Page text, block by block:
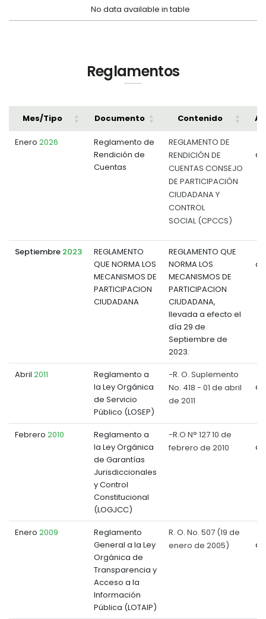
No data available in table
Reglamentos
Mes/Tipo Documento Contenido
Enero 2026
Reglamento de
Rendición de
Cuentas
REGLAMENTO DE
RENDICIÓN DE
CUENTAS CONSEJO
DE PARTICIPACIÓN
CIUDADANA Y
CONTROL
SOCIAL (CPCCS)
Septiembre 2023
REGLAMENTO
QUE NORMA LOS
MECANISMOS DE
PARTICIPACION
CIUDADANA
REGLAMENTO QUE
NORMA LOS
MECANISMOS DE
PARTICIPACION
CIUDADANA,
llevada a efecto el
día 29 de
Septiembre de
2023.
Abril 2011
Reglamento a
la Ley Orgánica
de Servicio
Público (LOSEP)
-R. O. Suplemento
No. 418 - 01 de abril
de 2011
Febrero 2010
Reglamento a
la Ley Orgánica
de Garantías
Jurisdiccionales
y Control
Constitucional
(LOGJCC)
-R.O N° 127 10 de
febrero de 2010
Enero 2009
Reglamento
General a la Ley
Orgánica de
Transparencia y
Acceso a la
Información
Pública (LOTAIP)
R. O. No. 507 (19 de
enero de 2005)